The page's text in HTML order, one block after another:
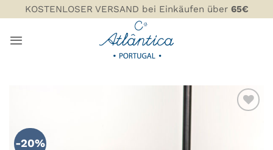
Inhalt
springen
KOSTENLOSER VERSAND bei Einkäufen über 65€
-20%